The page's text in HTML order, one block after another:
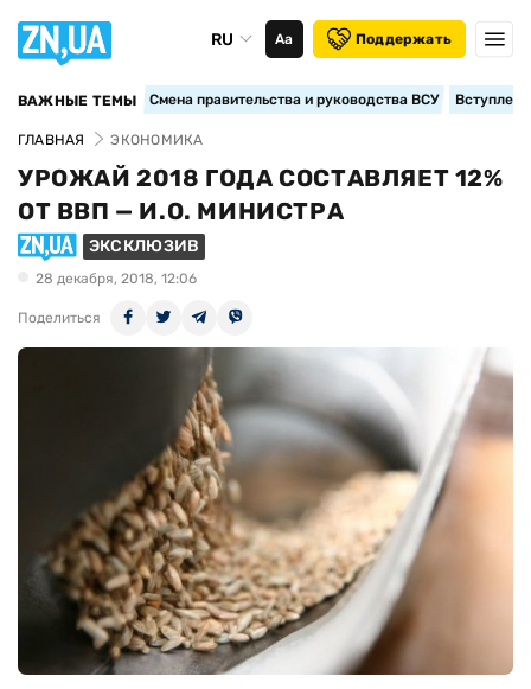
RU Аа Поддержать
ВАЖНЫЕ ТЕМЫ Смена правительства и руководства ВСУ
ГЛАВНАЯ ЭКОНОМИКА
УРОЖАЙ 2018 ГОДА СОСТАВЛЯЕТ 12%
ОТ ВВП — И.О. МИНИСТРА
ЭКСКЛЮЗИВ
28 декабря, 2018, 12:06
Поделиться